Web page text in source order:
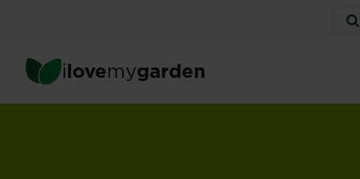
content
menu
ilovemygarden